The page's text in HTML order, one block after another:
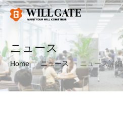
ニュース
Home ニュース ニュース詳細